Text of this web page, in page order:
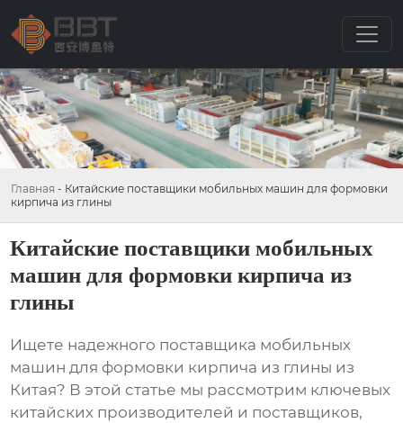
Главная - Китайские поставщики мобильных машин для формовки
кирпича из глины
Китайские поставщики мобильных
машин для формовки кирпича из
глины
Ищете надежного поставщика мобильных
машин для формовки кирпича из глины из
Китая? В этой статье мы рассмотрим ключевых
китайских производителей и поставщиков,